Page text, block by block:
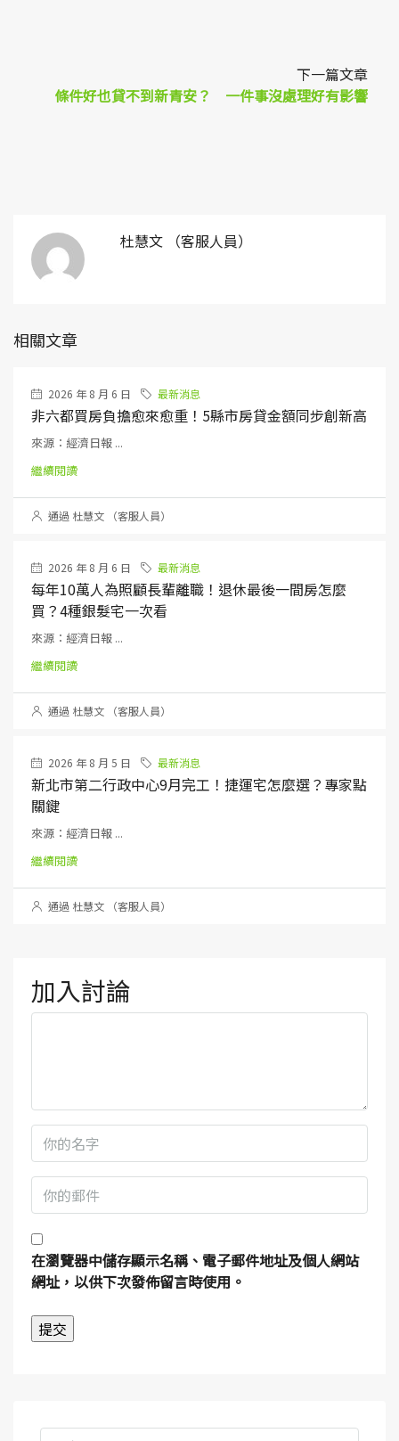
下一篇文章
條件好也貸不到新青安？ 一件事沒處理好有影響
杜慧文 （客服人員）
相關文章
2026 年 8 月 6 日 最新消息
非六都買房負擔愈來愈重！5縣市房貸金額同步創新高
來源：經濟日報 ...
繼續閱讀
通過 杜慧文 （客服人員）
2026 年 8 月 6 日 最新消息
每年10萬人為照顧長輩離職！退休最後一間房怎麼
買？4種銀髮宅一次看
來源：經濟日報 ...
繼續閱讀
通過 杜慧文 （客服人員）
2026 年 8 月 5 日 最新消息
新北市第二行政中心9月完工！捷運宅怎麼選？專家點
關鍵
來源：經濟日報 ...
繼續閱讀
通過 杜慧文 （客服人員）
加入討論
在瀏覽器中儲存顯示名稱、電子郵件地址及個人網站
網址，以供下次發佈留言時使用。